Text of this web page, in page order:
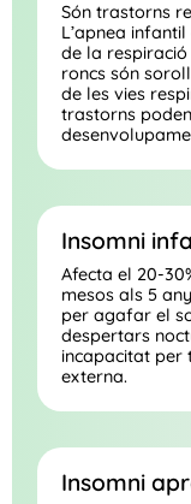
Són trastorns
L’apnea
de la
roncs són
de les vies
trastorns
Insomni
Afecta el 20-
mesos als 5
per agafar el
despertars
incapacitat per
externa.
Insomni